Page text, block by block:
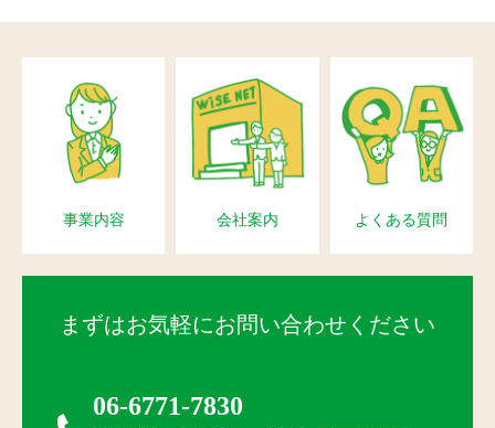
事業内容 会社案内 よくある質問
まずはお気軽にお問い合わせください
06-6771-7830